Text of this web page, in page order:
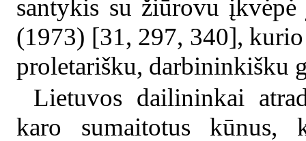
santykis su žiūrovu
(1973) [31, 297, 340],
proletarišku, darbininkišku
Lietuvos dailininkai
karo sumaitotus kūnus,